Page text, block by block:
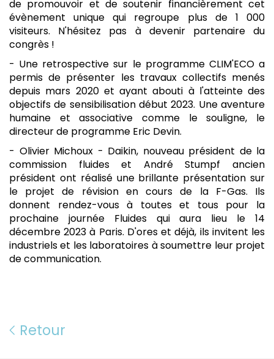
de promouvoir et de soutenir financièrement cet
évènement unique qui regroupe plus de 1 000
visiteurs. N'hésitez pas à devenir partenaire du
congrès !
- Une retrospective sur le programme CLIM'ECO a
permis de présenter les travaux collectifs menés
depuis mars 2020 et ayant abouti à l'atteinte des
objectifs de sensibilisation début 2023. Une aventure
humaine et associative comme le souligne, le
directeur de programme Eric Devin.
- Olivier Michoux - Daikin, nouveau président de la
commission fluides et André Stumpf ancien
président ont réalisé une brillante présentation sur
le projet de révision en cours de la F-Gas. Ils
donnent rendez-vous à toutes et tous pour la
prochaine journée Fluides qui aura lieu le 14
décembre 2023 à Paris. D'ores et déjà, ils invitent les
industriels et les laboratoires à soumettre leur projet
de communication.
Retour